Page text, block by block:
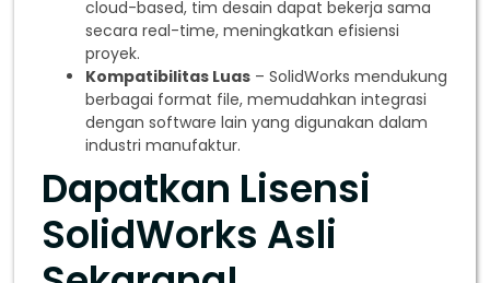
cloud-based, tim desain dapat bekerja sama
secara real-time, meningkatkan efisiensi
proyek.
Kompatibilitas Luas – SolidWorks mendukung
berbagai format file, memudahkan integrasi
dengan software lain yang digunakan dalam
industri manufaktur.
Dapatkan Lisensi
SolidWorks Asli